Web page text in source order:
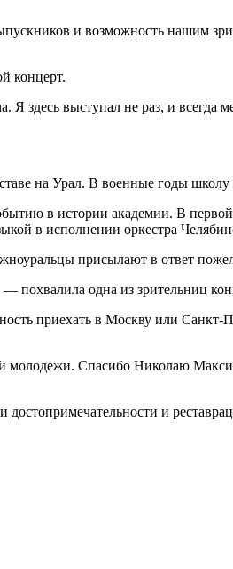
и возможность нашим
концерт.
Я здесь выступал не раз, и
на Урал. В военные годы
в истории академии. В
в исполнении оркестра
присылают в ответ
похвалила одна из зрительниц
приехать в Москву или
молодежи. Спасибо Николаю
и